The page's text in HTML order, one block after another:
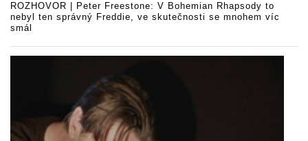
ROZHOVOR | Peter Freestone: V Bohemian Rhapsody to
nebyl ten správný Freddie, ve skutečnosti se mnohem víc
smál